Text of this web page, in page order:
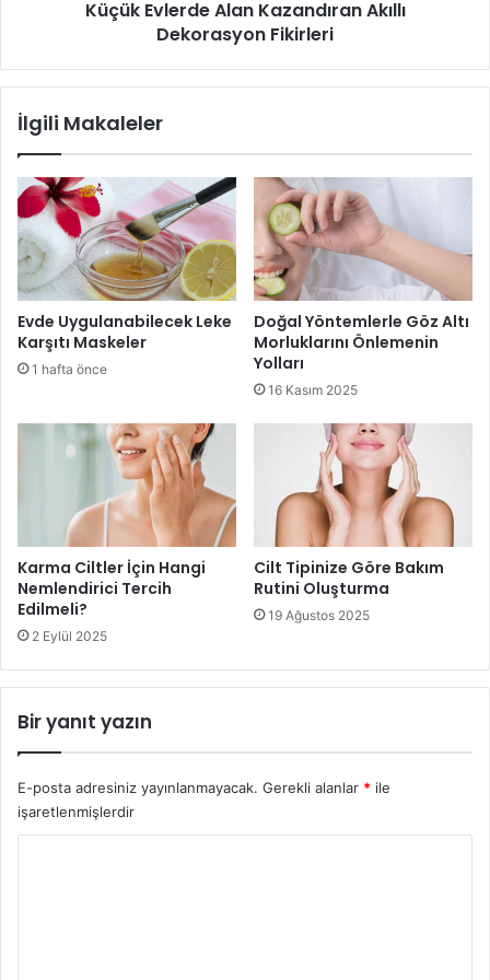
de ilgilidir. Soğuk havalarda saç uçlarınızı korumanın bir
diğer yolu da vücudunuza ihtiyacı olan besinleri vermektir.
Bol Su Tüketin:Kuru hava nedeniyle saçlar daha
çabuk nem kaybeder. Bu nedenle, günlük en az 2 litre
Protein ve Omega-3 Kaynaklarını Tüketin:Yumurta,
somon, ceviz ve avokado gibi besinler, saçlarınızın
daha gür ve sağlıklı olmasına yardımcı olabilir.
Vitamin Takviyeleri Alın:
Biotin, E vitamini ve demir
gibi vitaminler, saç sağlığı için kritik öneme sahiptir.
Doktorunuza danışıp uygun takviyeleri
Soğuk havalarda saç uçlarınızı korumak için, doğru bakım
ürünlerini kullanmak, fiziksel koruma önlemleri almak ve
sağlıklı beslenmeye özen göstermek oldukça önemlidir. Bu
önerileri uygulayarak, saçlarınızın kış aylarında da parlak,
canlı ve sağlıklı kalmasını sağlayabilirsiniz.
Küçük Evlerde Alan Kazandıran Akıllı
Dekorasyon Fikirleri
İlgili Makaleler
Evde Uygulanabilecek Leke
Karşıtı Maskeler
1 hafta önce
Doğal Yöntemlerle Göz Altı
Morluklarını Önlemenin
Yolları
16 Kasım 2025
Karma Ciltler İçin Hangi
Nemlendirici Tercih
Edilmeli?
2 Eylül 2025
Cilt Tipinize Göre Bakım
Rutini Oluşturma
19 Ağustos 2025
Bir yanıt yazın
E-posta adresiniz yayınlanmayacak. Gerekli alanlar * ile
işaretlenmişlerdir